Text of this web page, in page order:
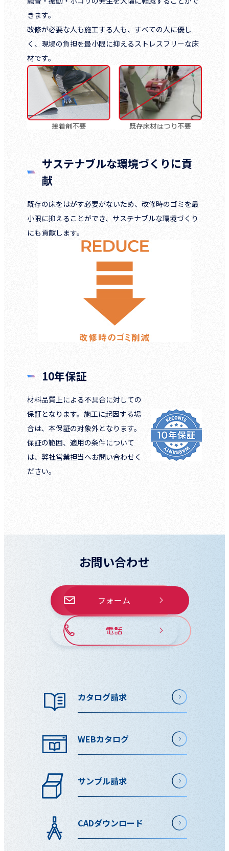
きます。
改修が必要な人も施工する人も、すべての人に優し
く、現場の負担を最小限に抑えるストレスフリーな床
材です。
サステナブルな環境づくりに貢
献
既存の床をはがす必要がないため、改修時のゴミを最
小限に抑えることができ、サステナブルな環境づくり
にも貢献します。
10年保証
材料品質上による不具合に対しての
保証となります。施工に起因する場
合は、本保証の対象外となります。
保証の範囲、適用の条件について
は、弊社営業担当へお問い合わせく
ださい。
お問い合わせ
フォーム
電話
カタログ請求
WEBカタログ
サンプル請求
CADダウンロード